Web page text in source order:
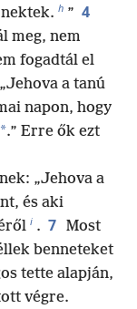
h ” 4
meg, nem
fogadtál el
a tanú
napon, hogy
*.” Erre ők ezt
„Jehova a
és aki
i . 7 Most
benneteket
tette alapján,
végre.